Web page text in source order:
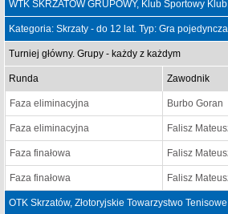
WTK SKRZATÓW GRUPOWY, Klub Sportowy
Kategoria: Skrzaty - do 12 lat. Typ: Gra
Turniej główny. Grupy - każdy z każdym
Runda Zawodnik
Faza eliminacyjna Burbo Goran
Faza eliminacyjna Falisz
Faza finałowa Falisz
Faza finałowa Falisz
OTK Skrzatów, Złotoryjskie Towarzystwo